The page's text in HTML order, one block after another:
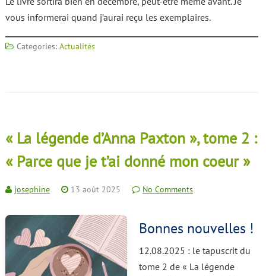
vous informerai quand j’aurai reçu les exemplaires.
Categories: Actualités
« La légende d’Anna Paxton », tome 2 :
« Parce que je t’ai donné mon coeur »
josephine 13 août 2025 No Comments
Bonnes nouvelles !
12.08.2025 : le tapuscrit du
tome 2 de « La légende